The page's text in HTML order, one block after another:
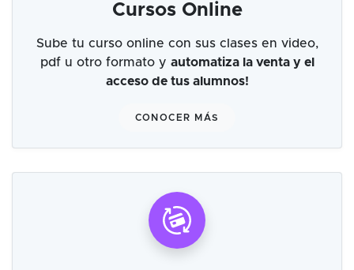
Cursos Online
Sube tu curso online con sus clases en video,
pdf u otro formato y automatiza la venta y el
acceso de tus alumnos!
CONOCER MÁS